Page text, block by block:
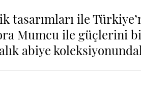
ile
Mumcu ile güçlerini
abiye